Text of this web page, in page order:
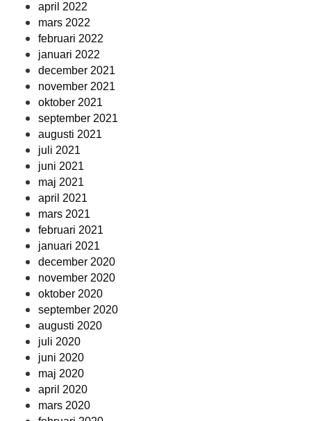
april 2022
mars 2022
februari 2022
januari 2022
december 2021
november 2021
oktober 2021
september 2021
augusti 2021
juli 2021
juni 2021
maj 2021
april 2021
mars 2021
februari 2021
januari 2021
december 2020
november 2020
oktober 2020
september 2020
augusti 2020
juli 2020
juni 2020
maj 2020
april 2020
mars 2020